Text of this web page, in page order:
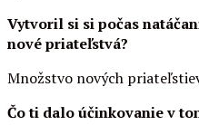
Vytvoril si si počas
nové priateľstvá?
Množstvo nových
Čo ti dalo účinkovanie v